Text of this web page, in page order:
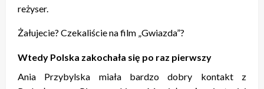
reżyser.
Żałujecie? Czekaliście na film „Gwiazda”?
Wtedy Polska zakochała się po raz pierwszy
Ania Przybylska miała bardzo dobry kontakt z